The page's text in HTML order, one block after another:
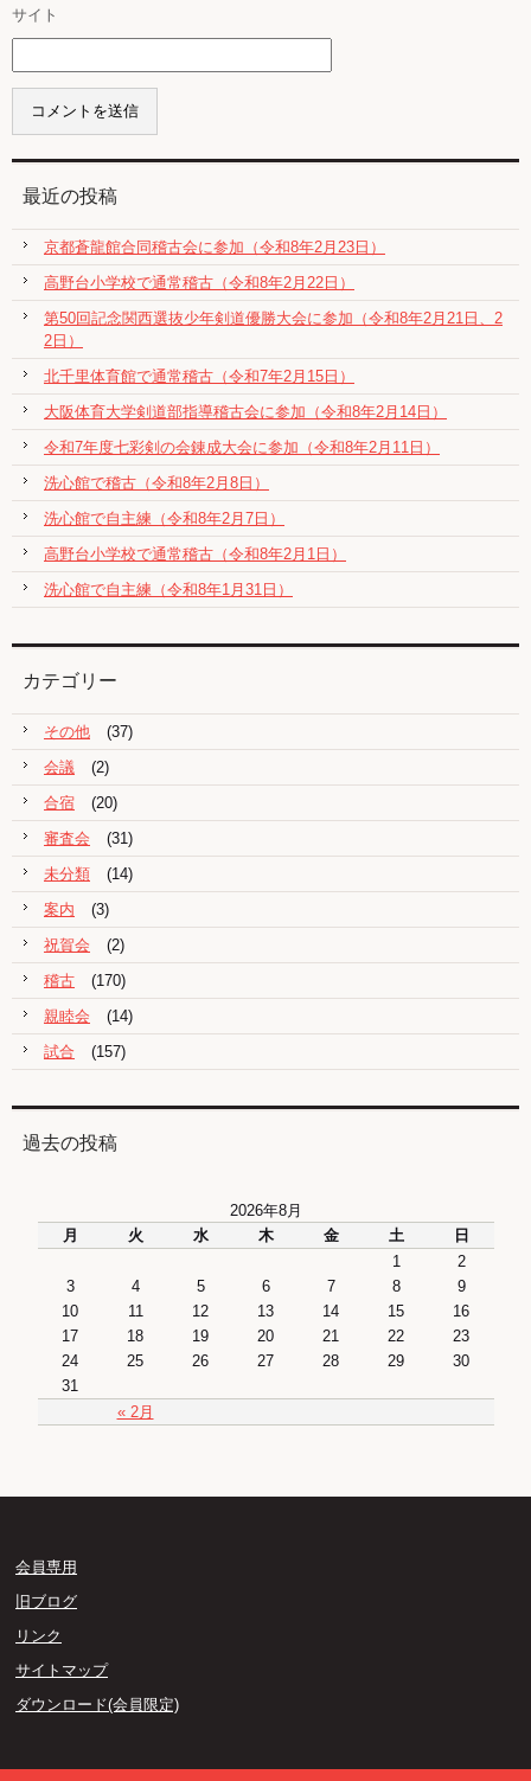
サイト
最近の投稿
京都蒼龍館合同稽古会に参加（令和8年2月23日）
高野台小学校で通常稽古（令和8年2月22日）
第50回記念関西選抜少年剣道優勝大会に参加（令和8年2月21日、2
2日）
北千里体育館で通常稽古（令和7年2月15日）
大阪体育大学剣道部指導稽古会に参加（令和8年2月14日）
令和7年度七彩剣の会錬成大会に参加（令和8年2月11日）
洗心館で稽古（令和8年2月8日）
洗心館で自主練（令和8年2月7日）
高野台小学校で通常稽古（令和8年2月1日）
洗心館で自主練（令和8年1月31日）
カテゴリー
その他
(37)
会議
(2)
合宿
(20)
審査会
(31)
未分類
(14)
案内
(3)
祝賀会
(2)
稽古
(170)
親睦会
(14)
試合
(157)
過去の投稿
2026年8月
月
火 水 木 金 土 日
« 2月
1
2
3
4 5 6 7 8
9
10
11 12 13 14 15
16
17
18 19 20 21 22
23
24
25 26 27 28 29
30
31
会員専用
旧ブログ
リンク
サイトマップ
ダウンロード(会員限定)